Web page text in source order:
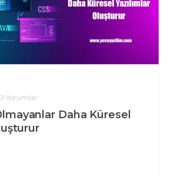
0 Yorumlar
Daha Küresel